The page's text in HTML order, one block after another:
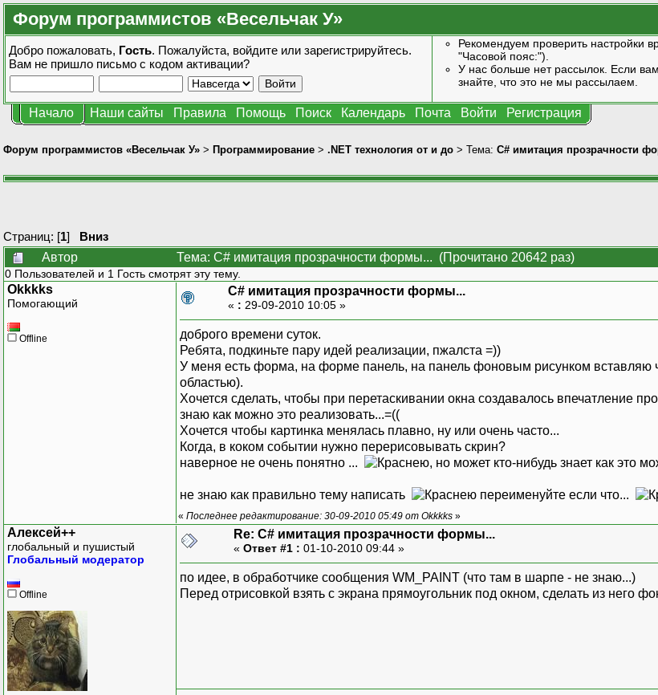
Форум программистов «Весельчак У»
Добро пожаловать, Гость. Пожалуйста, войдите или зарегистрируйтесь.
Вам не пришло письмо с кодом активации?
Рекомендуем проверить настройки
"Часовой пояс:").
У нас больше нет рассылок. Если
знайте, что это не мы рассылаем.
Начало Наши сайты Правила Помощь Поиск Календарь Почта Войти Регистрация
Форум программистов «Весельчак У» > Программирование > .NET технология от и до > Тема: C# имитация прозрачности
Страниц: [1] Вниз
Автор
Тема: C# имитация прозрачности формы... (Прочитано 20642 раз)
0 Пользователей и 1 Гость смотрят эту тему.
Okkkks
Помогающий
Offline
C# имитация прозрачности формы...
« : 29-09-2010 10:05 »
доброго времени суток.
Ребята, подкиньте пару идей реализации, пжалста =))
У меня есть форма, на форме панель, на панель фоновым рисунком вставляю
областью).
Хочется сделать, чтобы при перетаскивании окна создавалось впечатление
знаю как можно это реализовать...=((
Хочется чтобы картинка менялась плавно, ну или очень часто...
Когда, в коком событии нужно перерисовывать скрин?
наверное не очень понятно ...
, но может кто-нибудь знает как это
не знаю как правильно тему написать переименуйте если что...
« Последнее редактирование: 30-09-2010 05:49 от Okkkks »
Алексей++
глобальный и пушистый
Глобальный модератор
Offline
Re: C# имитация прозрачности формы...
« Ответ #1 : 01-10-2010 09:44 »
по идее, в обработчике сообщения WM_PAINT (что там в шарпе - не знаю...)
Перед отрисовкой взять с экрана прямоугольник под окном, сделать из него